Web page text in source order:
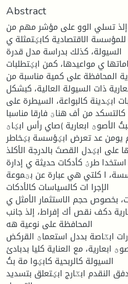
Abstract
تسلي الوو على مؤشر مهم من
للمؤسسة الاقتصادية كابؼتمثلة ي
السيولة، كذلك بدراسة مدل قدرة
ي مواعيدها، كمن ابؼتطلبات
المحافظة على كمية مناسبة من
ذات السيولة العالية، كبشكل
ابؼدينة كالبواعة، السيطرة على
كالتسكد من أف هناؾ فارقا مناسبا
الأصوؿ ابعارية )صاي رأس ابؼاؿ
يومن عد تعرض ابؼؤسسة بؼخاطر
على ابؼدل القصتَ بالدرجة الأكلذ.
طرؽ كأدكات حديثة ي إدارة
ا كلتي هي عبارة عن بؾموعة
الإجرا ات كالسياسات كالأدكات
بخصوص حجم الاستثمار الأمثل ي
دكف نقص أك إفراط، إلذ جانب
المحافظة على نوعية هه
ابػاصة بددل استعماؿ القركض
ابعارية، مع العناية كليا بدبادئ
السيولة كالربحية كابؼوا مة بتُ
النقدم ابػارج ابؼتعلق بتسديد